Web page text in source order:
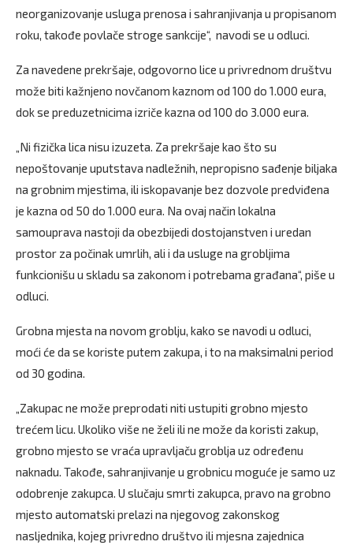
neorganizovanje usluga prenosa i sahranjivanja u propisanom
roku, takođe povlače stroge sankcije“, navodi se u odluci.
Za navedene prekršaje, odgovorno lice u privrednom društvu
može biti kažnjeno novčanom kaznom od 100 do 1.000 eura,
dok se preduzetnicima izriče kazna od 100 do 3.000 eura.
„Ni fizička lica nisu izuzeta. Za prekršaje kao što su
nepoštovanje uputstava nadležnih, nepropisno sađenje biljaka
na grobnim mjestima, ili iskopavanje bez dozvole predviđena
je kazna od 50 do 1.000 eura. Na ovaj način lokalna
samouprava nastoji da obezbijedi dostojanstven i uredan
prostor za počinak umrlih, ali i da usluge na grobljima
funkcionišu u skladu sa zakonom i potrebama građana“, piše u
odluci.
Grobna mjesta na novom groblju, kako se navodi u odluci,
moći će da se koriste putem zakupa, i to na maksimalni period
od 30 godina.
„Zakupac ne može preprodati niti ustupiti grobno mjesto
trećem licu. Ukoliko više ne želi ili ne može da koristi zakup,
grobno mjesto se vraća upravljaču groblja uz određenu
naknadu. Takođe, sahranjivanje u grobnicu moguće je samo uz
odobrenje zakupca. U slučaju smrti zakupca, pravo na grobno
mjesto automatski prelazi na njegovog zakonskog
nasljednika, kojeg privredno društvo ili mjesna zajednica